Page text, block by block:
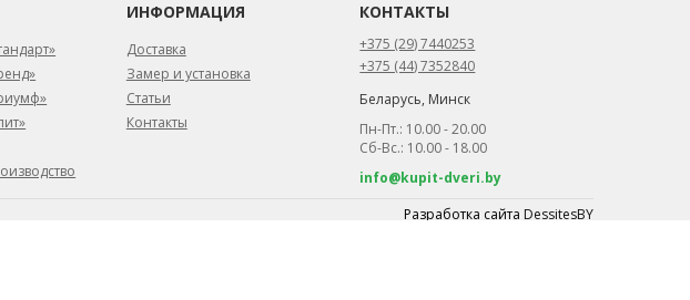
ИНФОРМАЦИЯ
Доставка
Замер и установка
Статьи
Контакты
КОНТАКТЫ
+375 (29) 7440253
+375 (44) 7352840
Беларусь, Минск
Пн-Пт.: 10.00 - 20.00
Сб-Вс.: 10.00 - 18.00
info@kupit-dveri.by
Разработка сайта DessitesBY